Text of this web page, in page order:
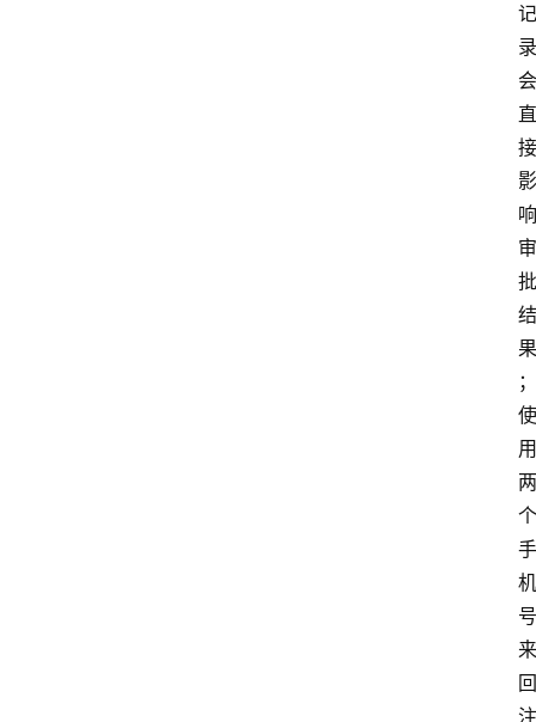
记
录
会
直
接
影
响
审
批
结
果
；
使
用
两
个
手
机
号
来
回
注